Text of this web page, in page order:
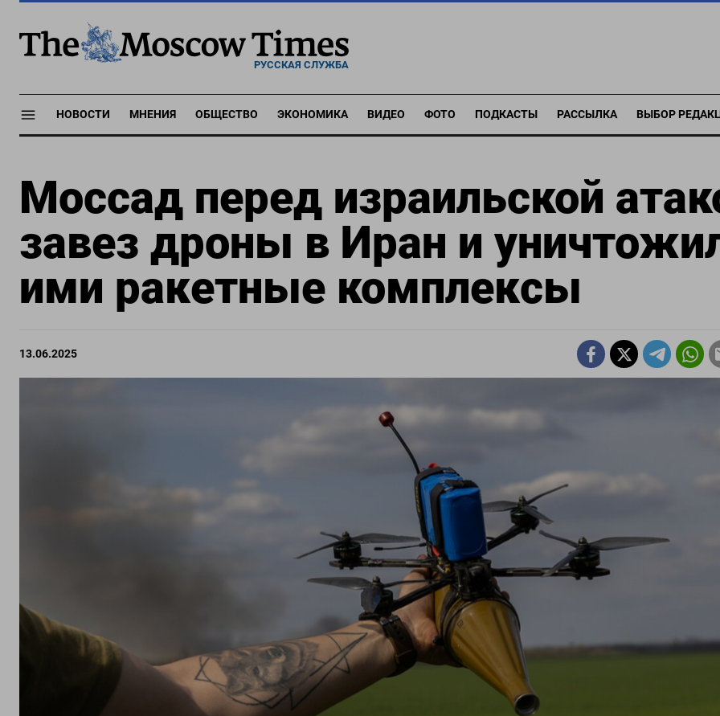
РУССКАЯ СЛУЖБА
НОВОСТИ МНЕНИЯ ОБЩЕСТВО ЭКОНОМИКА ВИДЕО ФОТО ПОДКАСТЫ РАССЫЛКА ВЫБОР
Моссад перед израильской
завез дроны в Иран и
ими ракетные комплексы
13.06.2025